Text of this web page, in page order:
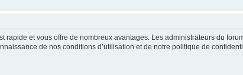
rapide et vous offre de nombreux avantages. Les administrateurs du
de nos conditions d’utilisation et de notre politique de